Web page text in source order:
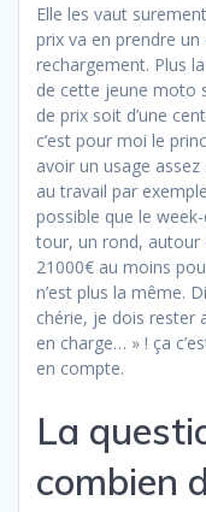
Elle les vaut
prix va en prendre un
rechargement. Plus
de cette jeune moto
de prix soit d’une
c’est pour moi le
avoir un usage
au travail par
possible que le
tour, un rond, autour
21000€ au moins
n’est plus la même.
chérie, je dois rester
en charge… » ! ça
en compte.
La
combien